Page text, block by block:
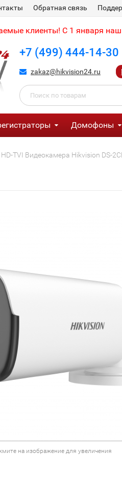
Обратная связь
клиенты! С 1 января наш
+7 (499) 444-14-30
zakaz@hikvision24.ru
Домофоны
HD-TVI Видеокамера Hikvision DS-
на изображение для увеличения